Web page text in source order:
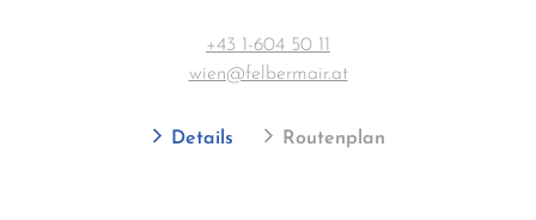
+43 1-604 50 11
wien@felbermair.at
Details Routenplan